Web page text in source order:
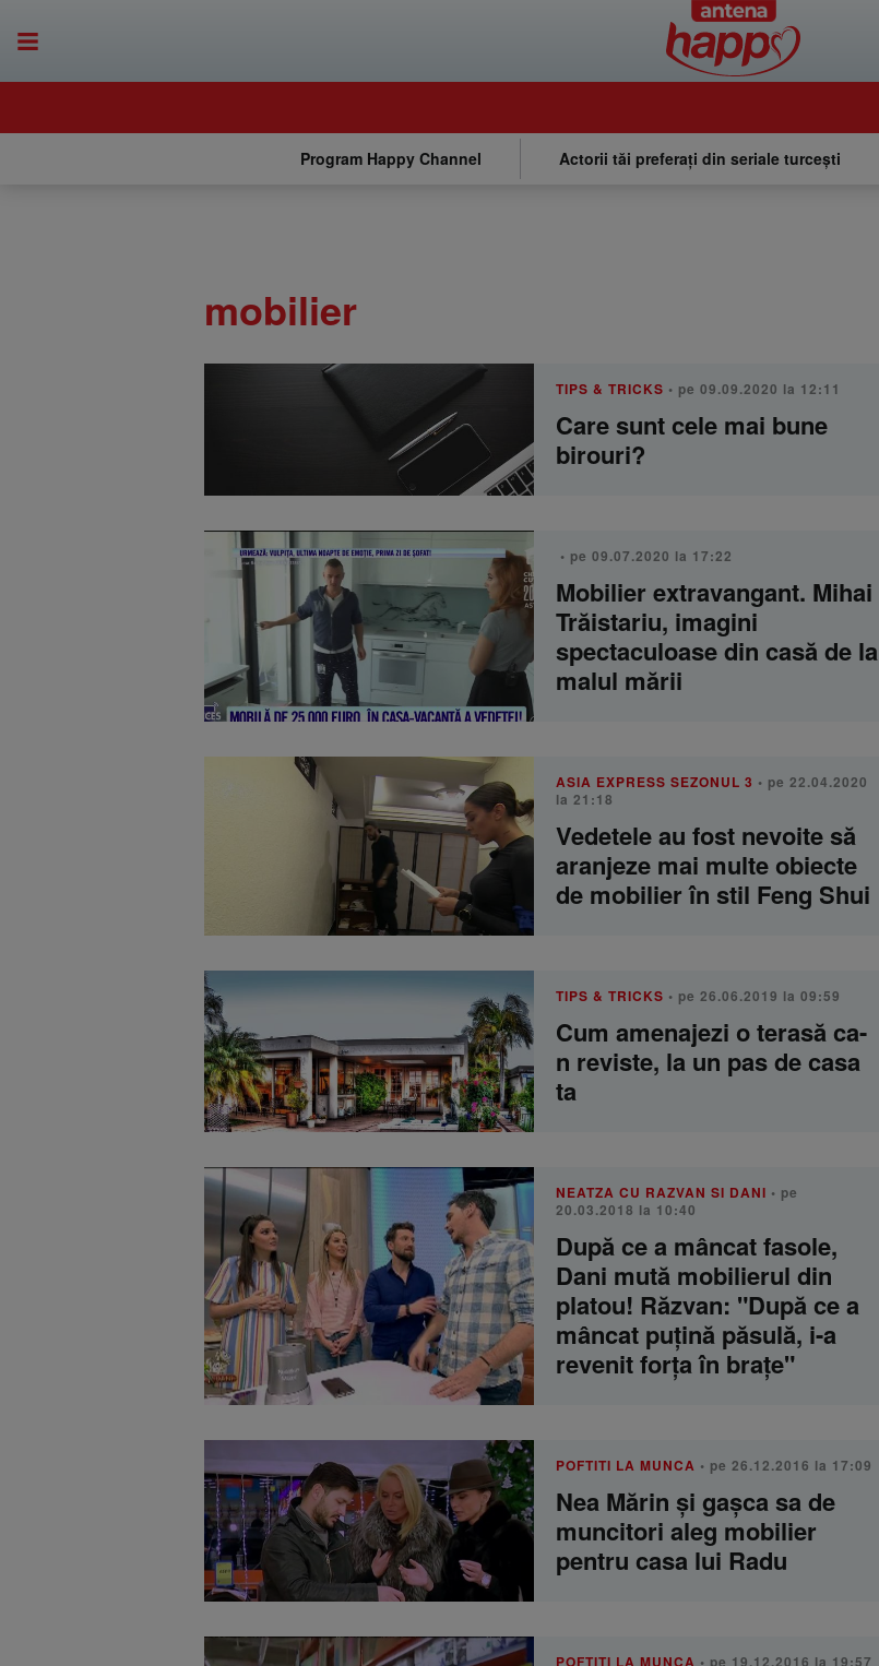
Program Happy Channel Actorii tăi preferați din seriale turcești
mobilier
TIPS & TRICKS • pe 09.09.2020 la 12:11
Care sunt cele mai bune
birouri?
• pe 09.07.2020 la 17:22
Mobilier extravangant. Mihai
Trăistariu, imagini
spectaculoase din casă de la
malul mării
ASIA EXPRESS SEZONUL 3 • pe 22.04.2020
la 21:18
Vedetele au fost nevoite să
aranjeze mai multe obiecte
de mobilier în stil Feng Shui
TIPS & TRICKS • pe 26.06.2019 la 09:59
Cum amenajezi o terasă ca-
n reviste, la un pas de casa
ta
NEATZA CU RAZVAN SI DANI • pe
20.03.2018 la 10:40
După ce a mâncat fasole,
Dani mută mobilierul din
platou! Răzvan: "După ce a
mâncat puțină păsulă, i-a
revenit forța în brațe"
POFTITI LA MUNCA • pe 26.12.2016 la 17:09
Nea Mărin și gașca sa de
muncitori aleg mobilier
pentru casa lui Radu
POFTITI LA MUNCA • pe 19.12.2016 la 19:57